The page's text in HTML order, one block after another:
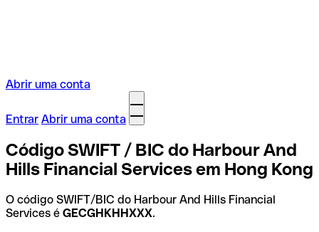
Abrir uma conta
Entrar Abrir uma conta
Código SWIFT / BIC do Harbour And
Hills Financial Services em Hong Kong
O código SWIFT/BIC do Harbour And Hills Financial
Services é GECGHKHHXXX.